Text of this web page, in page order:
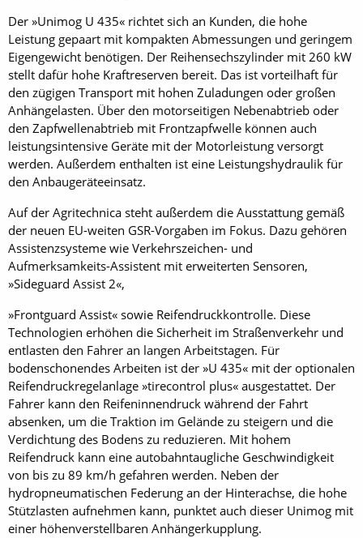
Der »Unimog U 435« richtet sich an Kunden, die hohe
Leistung gepaart mit kompakten Abmessungen und geringem
Eigengewicht benötigen. Der Reihensechszylinder mit 260 kW
stellt dafür hohe Kraftreserven bereit. Das ist vorteilhaft für
den zügigen Transport mit hohen Zuladungen oder großen
Anhängelasten. Über den motorseitigen Nebenabtrieb oder
den Zapfwellenabtrieb mit Frontzapfwelle können auch
leistungsintensive Geräte mit der Motorleistung versorgt
werden. Außerdem enthalten ist eine Leistungshydraulik für
den Anbaugeräteeinsatz.
Auf der Agritechnica steht außerdem die Ausstattung gemäß
der neuen EU-weiten GSR-Vorgaben im Fokus. Dazu gehören
Assistenzsysteme wie Verkehrszeichen- und
Aufmerksamkeits-Assistent mit erweiterten Sensoren,
»Sideguard Assist 2«,
»Front­guard Assist« sowie Reifendruckkontrolle. Diese
Technologien erhöhen die Sicherheit im Straßenverkehr und
entlasten den Fahrer an langen Arbeitstagen. Für
bodenschonendes Arbeiten ist der »U 435« mit der optionalen
Reifendruckregelanlage »tirecontrol plus« ausgestattet. Der
Fahrer kann den Reifeninnendruck während der Fahrt
absenken, um die Traktion im Gelände zu steigern und die
Verdichtung des Bodens zu reduzieren. Mit hohem
Reifendruck kann eine autobahntaugliche Geschwindigkeit
von bis zu 89 km/h gefahren werden. Neben der
hydropneumatischen Federung an der Hinterachse, die hohe
Stützlasten aufnehmen kann, punktet auch dieser Unimog mit
einer höhenverstellbaren Anhängerkupplung.